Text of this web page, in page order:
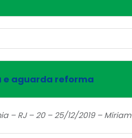
e aguarda reforma
– RJ – 20 – 25/12/2019 –